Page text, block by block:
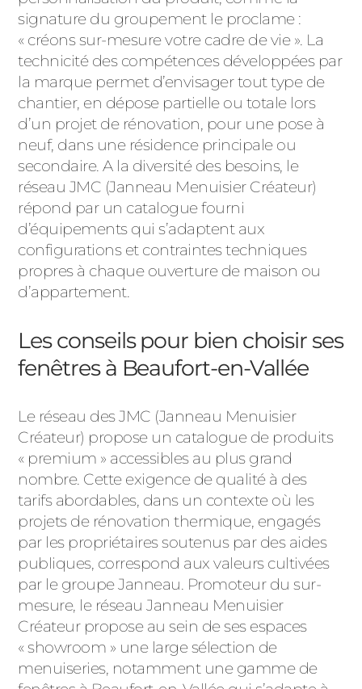
signature du groupement le proclame :
« créons sur-mesure votre cadre de vie ». La
technicité des compétences développées par
la marque permet d’envisager tout type de
chantier, en dépose partielle ou totale lors
d’un projet de rénovation, pour une pose à
neuf, dans une résidence principale ou
secondaire. A la diversité des besoins, le
réseau JMC (Janneau Menuisier Créateur)
répond par un catalogue fourni
d’équipements qui s’adaptent aux
configurations et contraintes techniques
propres à chaque ouverture de maison ou
d’appartement.
Les conseils pour bien choisir ses
fenêtres à Beaufort-en-Vallée
Le réseau des JMC (Janneau Menuisier
Créateur) propose un catalogue de produits
« premium » accessibles au plus grand
nombre. Cette exigence de qualité à des
tarifs abordables, dans un contexte où les
projets de rénovation thermique, engagés
par les propriétaires soutenus par des aides
publiques, correspond aux valeurs cultivées
par le groupe Janneau. Promoteur du sur-
mesure, le réseau Janneau Menuisier
Créateur propose au sein de ses espaces
« showroom » une large sélection de
menuiseries, notamment une gamme de